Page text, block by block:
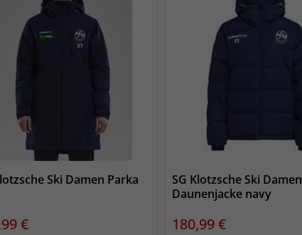
Ski Damen Parka
€
SG Klotzsche Ski Damen
Daunenjacke navy
Preis
180,99 €